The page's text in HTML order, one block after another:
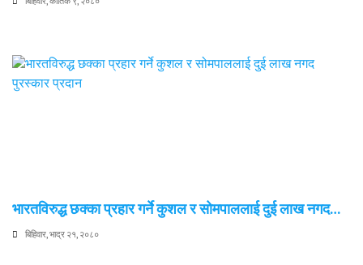
भारतविरुद्ध छक्का प्रहार गर्ने कुशल र सोमपाललाई दुई लाख नगद…
बिहिवार, भाद्र २१, २०८०